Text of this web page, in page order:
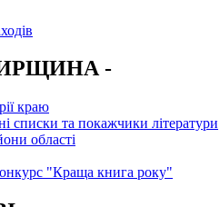
-
краю
списки та покажчики літератури
області
"Краща книга року"